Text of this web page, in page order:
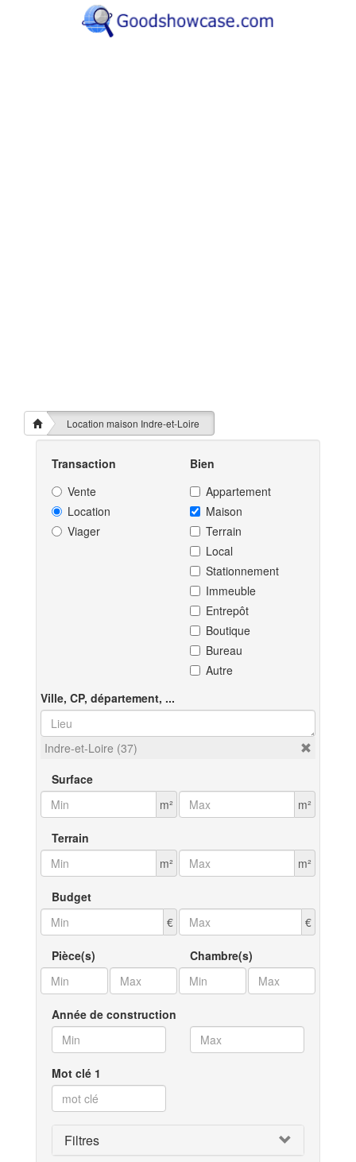
Location maison Indre-et-Loire
Transaction
Vente
Location
Viager
Bien
Appartement
Maison
Terrain
Local
Stationnement
Immeuble
Entrepôt
Boutique
Bureau
Autre
Ville, CP, département, ...
Indre-et-Loire (37)
Surface
m²
m²
Terrain
m²
m²
Budget
€
€
Pièce(s) Chambre(s)
Année de construction
Mot clé 1
Filtres